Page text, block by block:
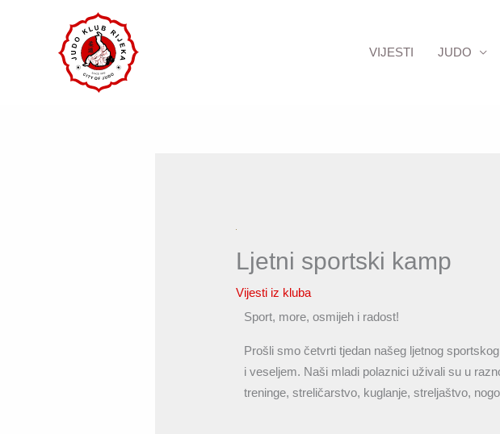
VIJESTI JUDO
Ljetni sportski kamp
Vijesti iz kluba
Sport, more, osmijeh i radost!
Prošli smo četvrti tjedan našeg ljetnog
i veseljem. Naši mladi polaznici uživali su u
treninge, streličarstvo, kuglanje, streljaštvo,